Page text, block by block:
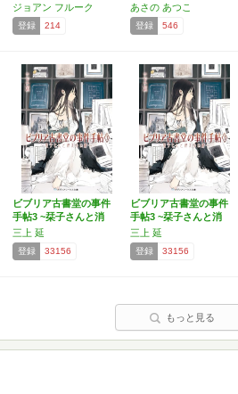
ジョアン フルーク
登録 214
あさの あつこ
登録 546
ビブリア古書堂の事件
手帖3 ~栞子さんと消
え…
三上 延
登録 33156
ビブリア古書堂の事件
手帖3 ~栞子さんと消
え…
三上 延
登録 33156
もっと見る